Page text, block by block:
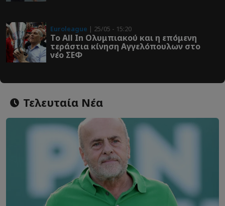
Euroleague | 25/05 - 15:20
Το All In Ολυμπιακού και η επόμενη
τεράστια κίνηση Αγγελόπουλων στο
νέο ΣΕΦ
Τελευταία Νέα